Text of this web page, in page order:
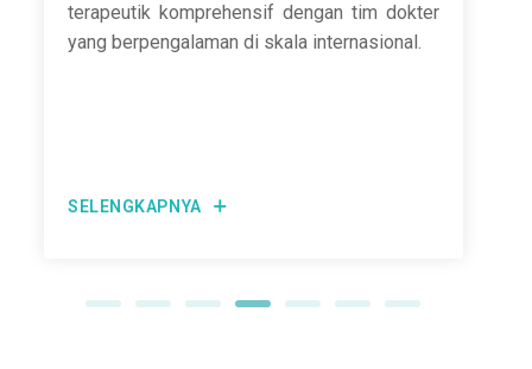
program fertilitas, konseling pra konsepsi,
persalinan hingga pascamelahirkan.
SELENGKAPNYA